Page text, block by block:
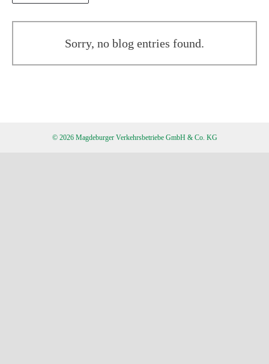
Sorry, no blog entries found.
© 2026 Magdeburger Verkehrsbetriebe GmbH & Co. KG